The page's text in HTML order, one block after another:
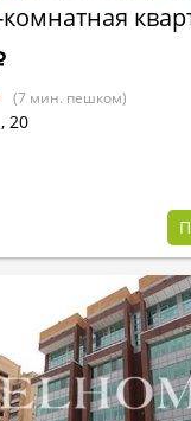
(7 мин. пешком)
, 20